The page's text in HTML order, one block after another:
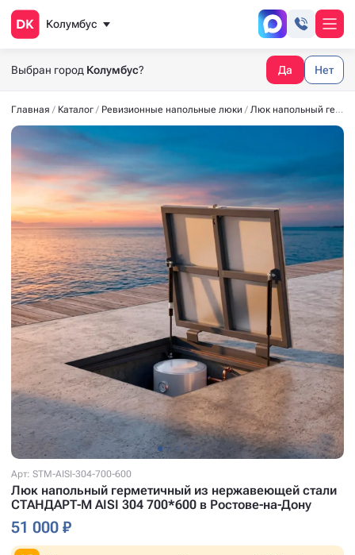
Колумбус
Выбран город Колумбус? Да Нет
Главная Каталог Ревизионные напольные люки Люк напольный герметичный из нержавеющей стали СТАНДАРТ-М AISI 304 700*600
Арт: STM-AISI-304-700-600
Люк напольный герметичный из нержавеющей стали
СТАНДАРТ-М AISI 304 700*600 в Ростове-на-Дону
51 000 ₽